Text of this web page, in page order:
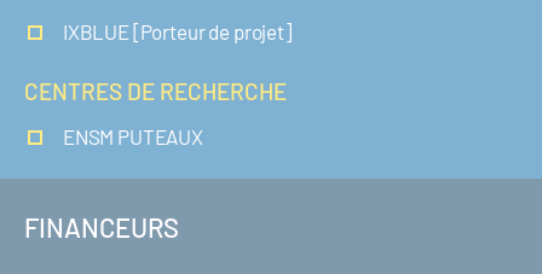
IXBLUE [Porteur de projet]
CENTRES DE RECHERCHE
ENSM PUTEAUX
FINANCEURS